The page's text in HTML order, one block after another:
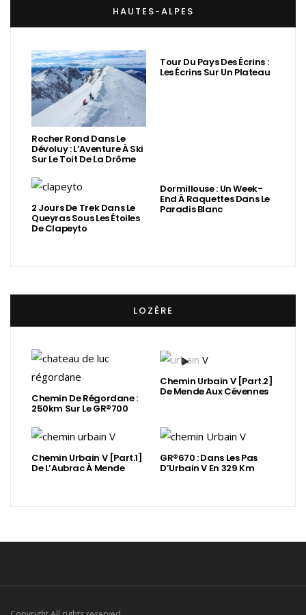
HAUTES-ALPES
Rocher Rond Dans Le
Dévoluy : L’Aventure À Ski
Sur Le Toit De La Drôme
Tour Du Pays Des Écrins :
Les Écrins Sur Un Plateau
2 Jours De Trek Dans Le
Queyras Sous Les Étoiles
De Clapeyto
Dormillouse : Un Week-
End À Raquettes Dans Le
Paradis Blanc
LOZÈRE
Chemin De Régordane :
250km Sur Le GR®700
Chemin Urbain V [Part.2]
De Mende Aux Cévennes
Chemin Urbain V [Part.1]
De L’Aubrac À Mende
GR®670 : Dans Les Pas
D’Urbain V En 329 Km